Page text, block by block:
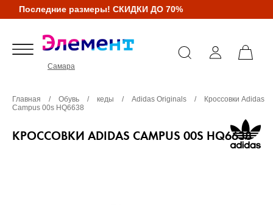
Последние размеры! СКИДКИ ДО 70%
Самара
Главная / Обувь / кеды / Adidas Originals /
Кроссовки Adidas
Campus 00s HQ6638
КРОССОВКИ ADIDAS CAMPUS 00S HQ6638